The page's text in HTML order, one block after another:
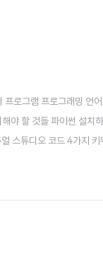
로그램 프로그래밍 언
야 할 것들 파이썬 설치
스튜디오 코드 4가지